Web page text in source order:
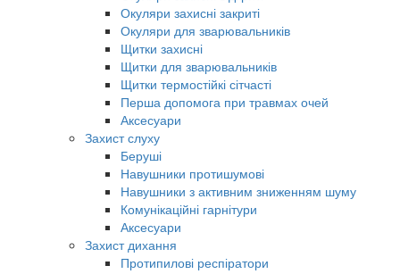
Окуляри захисні закриті
Окуляри для зварювальників
Щитки захисні
Щитки для зварювальників
Щитки термостійкі сітчасті
Перша допомога при травмах очей
Аксесуари
Захист слуху
Беруші
Навушники протишумові
Навушники з активним зниженням шуму
Комунікаційні гарнітури
Аксесуари
Захист дихання
Протипилові респіратори